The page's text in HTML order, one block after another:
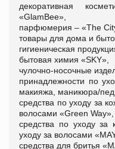
декоративная
«GlamBee»,
парфюмерия – «The
товары для дома и
гигиеническая
бытовая химия «SKY»,
чулочно-носочные
принадлежности по
макияжа, маникюра/
средства по уходу за
волосами «Green Way»,
средства по уходу за
уходу за волосами
средства для бритья